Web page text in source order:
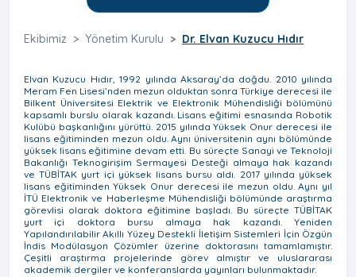
Ekibimiz Yönetim Kurulu Dr. Elvan Kuzucu Hıdır
Elvan Kuzucu Hıdır, 1992 yılında Aksaray’da doğdu. 2010 yılında
Meram Fen Lisesi’nden mezun olduktan sonra Türkiye derecesi ile
Bilkent Üniversitesi Elektrik ve Elektronik Mühendisliği bölümünü
kapsamlı burslu olarak kazandı. Lisans eğitimi esnasında Robotik
Kulübü başkanlığını yürüttü. 2015 yılında Yüksek Onur derecesi ile
lisans eğitiminden mezun oldu. Aynı üniversitenin aynı bölümünde
yüksek lisans eğitimine devam etti. Bu süreçte Sanayi ve Teknoloji
Bakanlığı Teknogirişim Sermayesi Desteği almaya hak kazandı
ve TÜBİTAK yurt içi yüksek lisans bursu aldı. 2017 yılında yüksek
lisans eğitiminden Yüksek Onur derecesi ile mezun oldu. Aynı yıl
İTÜ Elektronik ve Haberleşme Mühendisliği bölümünde araştırma
görevlisi olarak doktora eğitimine başladı. Bu süreçte TÜBİTAK
yurt içi doktora bursu almaya hak kazandı. Yeniden
Yapılandırılabilir Akıllı Yüzey Destekli İletişim Sistemleri İçin Özgün
İndis Modülasyon Çözümler üzerine doktorasını tamamlamıştır.
Çeşitli araştırma projelerinde görev almıştır ve uluslararası
akademik dergiler ve konferanslarda yayınları bulunmaktadır.